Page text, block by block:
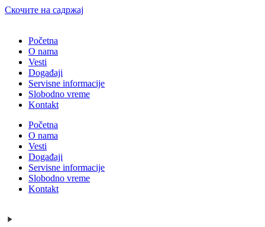
Скочите на садржај
Početna
O nama
Vesti
Događaji
Servisne informacije
Slobodno vreme
Kontakt
Početna
O nama
Vesti
Događaji
Servisne informacije
Slobodno vreme
Kontakt